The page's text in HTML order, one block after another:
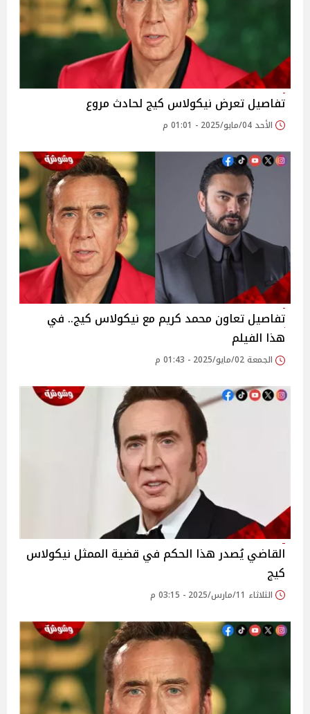
تفاصيل تعرض نيكولاس كيج لحادث مروع
الأحد 04/مايو/2025 - 01:01 م
تفاصيل تعاون محمد كريم مع نيكولاس كيج.. في
هذا الفيلم
الجمعة 02/مايو/2025 - 01:43 م
القاضي يُصدر هذا الحكم في قضية الممثل نيكولاس
كيج
الثلاثاء 11/مارس/2025 - 03:15 م